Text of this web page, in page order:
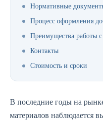
Нормативные
Процесс оформления
Преимущества работы
Контакты
Стоимость и сроки
В последние годы на
материалов наблюдается